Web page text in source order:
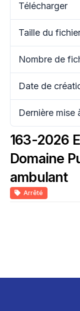
Télécharger
Taille du
Nombre de
Date de
Dernière mise
163-2026
Domaine
ambulant
Arrêté